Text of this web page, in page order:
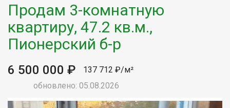
Продам 3-комнатную
квартиру, 47.2 кв.м.,
Пионерский б-р
6 500 000 ₽
137 712 ₽/м²
обновлено: 05.08.2026